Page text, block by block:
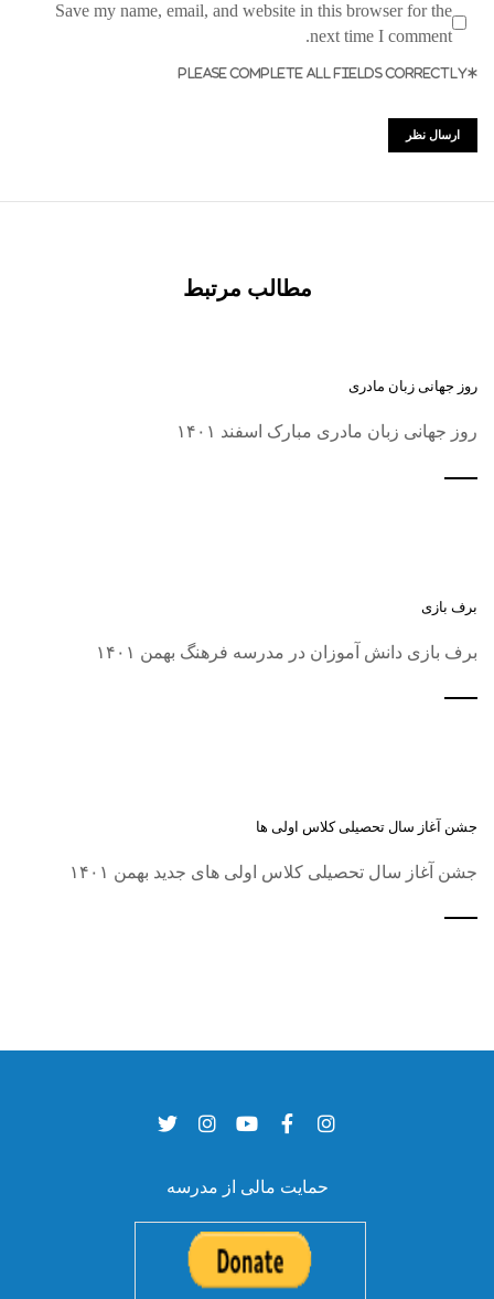
Save my name, email, and website in this browser for the
next time I comment.
*PLEASE COMPLETE ALL FIELDS CORRECTLY
مطالب مرتبط
روز جهانی زبان مادری
روز جهانی زبان مادری مبارک اسفند ۱۴۰۱
برف بازی
برف بازی دانش آموزان در مدرسه فرهنگ بهمن ۱۴۰۱
جشن آغاز سال تحصیلی کلاس اولی ها
جشن آغاز سال تحصیلی کلاس اولی های جدید بهمن ۱۴۰۱
حمایت مالی از مدرسه